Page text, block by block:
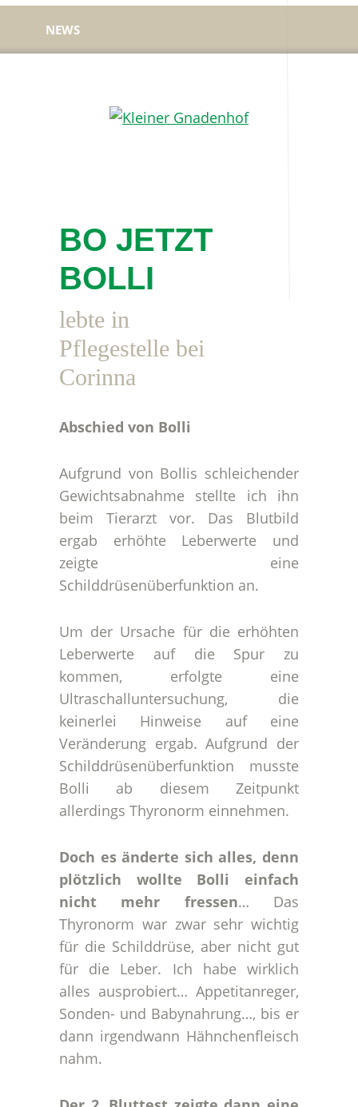
NEWS
BO JETZT
BOLLI
lebte in
Pflegestelle bei
Corinna
Abschied von Bolli
Aufgrund von Bollis schleichender
Gewichtsabnahme stellte ich ihn
beim Tierarzt vor. Das Blutbild
ergab erhöhte Leberwerte und
zeigte eine
Schilddrüsenüberfunktion an.
Um der Ursache für die erhöhten
Leberwerte auf die Spur zu
kommen, erfolgte eine
Ultraschalluntersuchung, die
keinerlei Hinweise auf eine
Veränderung ergab. Aufgrund der
Schilddrüsenüberfunktion musste
Bolli ab diesem Zeitpunkt
allerdings Thyronorm einnehmen.
Doch es änderte sich alles, denn
plötzlich wollte Bolli einfach
nicht mehr fressen… Das
Thyronorm war zwar sehr wichtig
für die Schilddrüse, aber nicht gut
für die Leber. Ich habe wirklich
alles ausprobiert… Appetitanreger,
Sonden- und Babynahrung…, bis er
dann irgendwann Hähnchenfleisch
nahm.